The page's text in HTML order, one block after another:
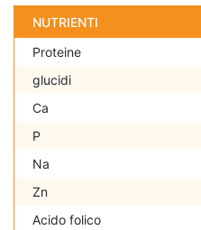
NUTRIENTI
Proteine
glucidi
Ca
P
Na
Zn
Acido folico